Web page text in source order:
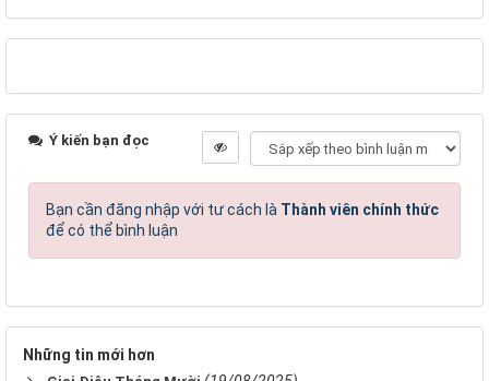
Ý kiến bạn đọc
Bạn cần đăng nhập với tư cách là Thành viên chính thức
để có thể bình luận
Những tin mới hơn